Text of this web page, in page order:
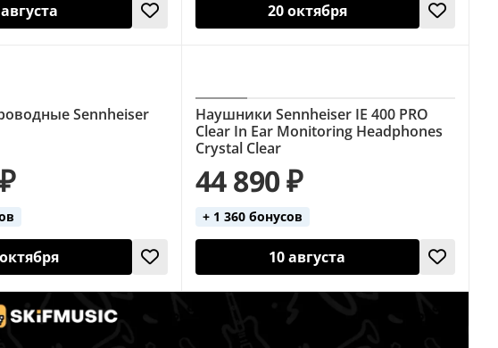
20 октября
Sennheiser
Наушники Sennheiser IE 400 PRO
Clear In Ear Monitoring Headphones
Crystal Clear
44 890 ₽
+ 1 360 бонусов
10 августа